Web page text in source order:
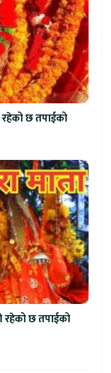
छ तपाईको
रहेको छ तपाईको